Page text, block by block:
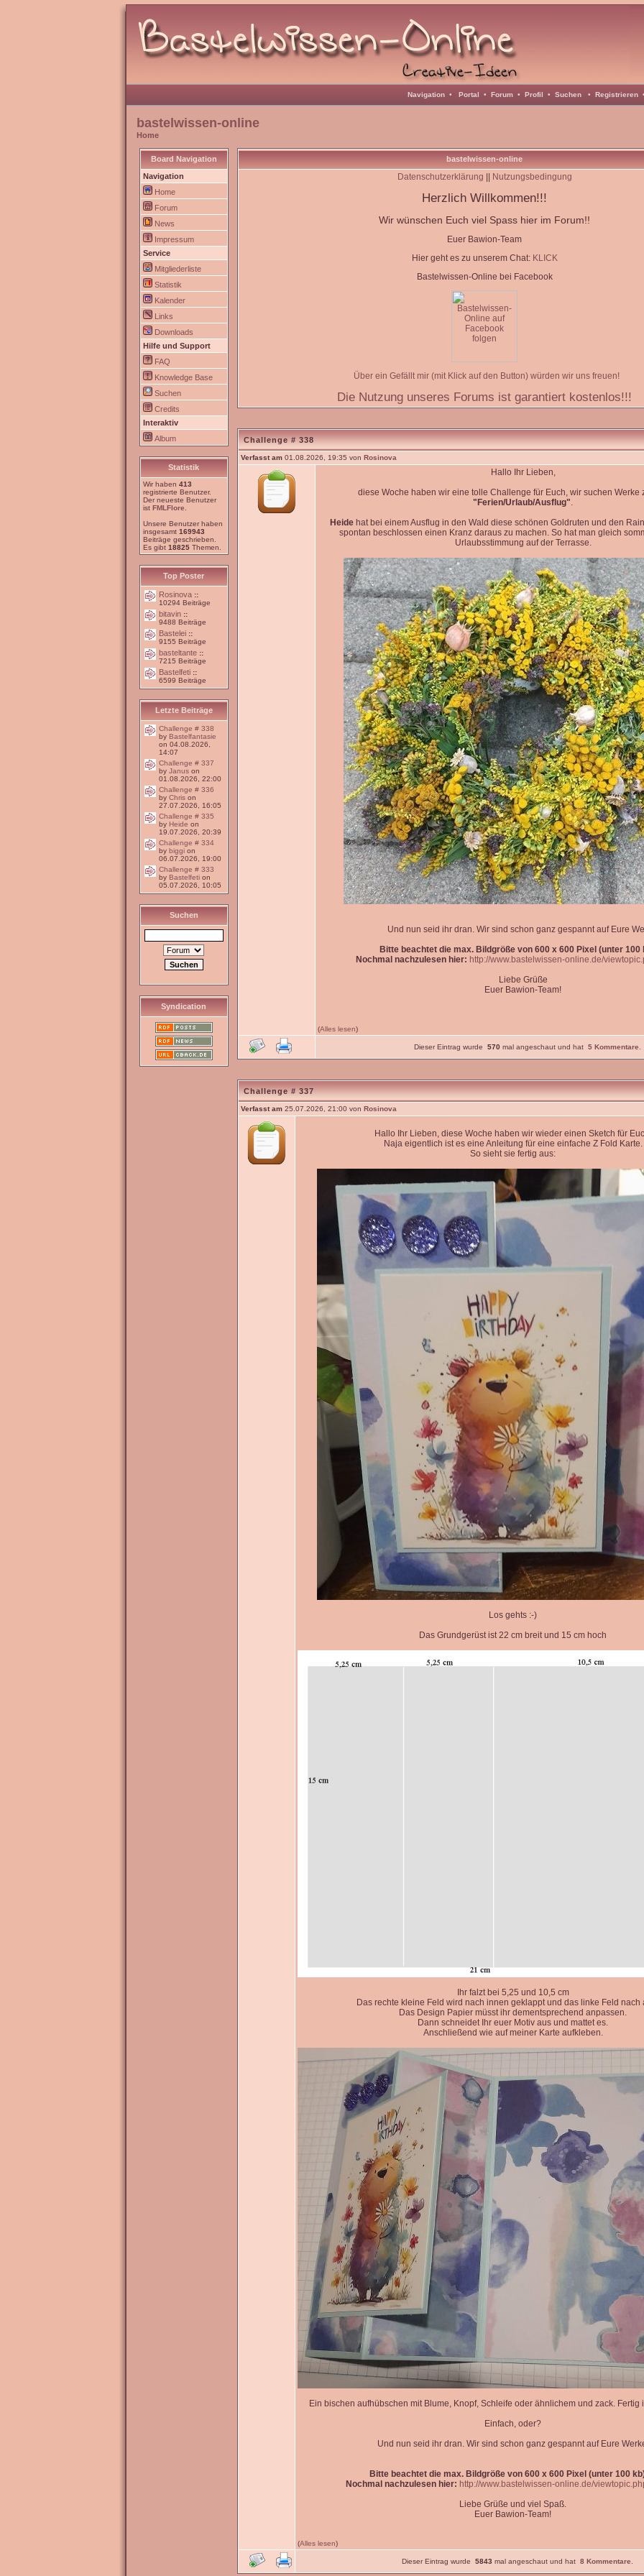
Navigation• Portal • Forum• Profil • Suchen• Registrieren
bastelwissen-online
Home
Board Navigation
Navigation
Home
Forum
News
Impressum
Service
Mitgliederliste
Statistik
Kalender
Links
Downloads
Hilfe und Support
FAQ
Knowledge Base
Suchen
Credits
Interaktiv
Album
Statistik
Wir haben 413
registrierte Benutzer.
Der neueste Benutzer
ist FMLFlore
Unsere Benutzer haben
insgesamt 169943
Beiträge geschrieben.
Es gibt 18825Themen.
Top Poster
Rosinova ::
10294 Beiträge
bitavin ::
9488 Beiträge
Bastelei ::
9155 Beiträge
basteltante ::
7215 Beiträge
Bastelfeti ::
6599 Beiträge
Letzte Beiträge
Challenge # 338
by Bastelfantasie
on 04.08.2026,
14:07
Challenge # 337
by Januson
01.08.2026, 22:00
Challenge # 336
by Chrison
27.07.2026, 16:05
Challenge # 335
by Heide on
19.07.2026, 20:39
Challenge # 334
by biggion
06.07.2026, 19:00
Challenge # 333
by Bastelfetion
05.07.2026, 10:05
Suchen
Syndication
bastelwissen-online
Datenschutzerklärung Nutzungsbedingung
Herzlich Willkommen!!!
Wir wünschen Euch viel Spass hier im Forum!!
Euer Bawion-Team
Hier geht es zu unserem Chat: KLICK
Bastelwissen-Online bei Facebook
Über ein Gefällt mir (mit Klick auf den Button) würden wir uns freuen!
Die Nutzung unseres Forums ist garantiert kostenlos!!!
Challenge # 338
Verfasst am01.08.2026, 19:35 von Rosinova
Hallo Ihr Lieben,
diese Woche haben wir eine tolle Challenge für Euch, wir suchen Werke
"Ferien/Urlaub/Ausflug".
Heide hat bei einem Ausflug in den Wald diese schönen Goldruten und den
spontan beschlossen einen Kranz daraus zu machen. So hat man gleich
Urlaubsstimmung auf der Terrasse.
Und nun seid ihr dran. Wir sind schon ganz gespannt auf Eure
Bitte beachtet die max. Bildgröße von 600 x 600 Pixel (unter 100
Nochmal nachzulesen hier: http://www.bastelwissen-online.de/
Liebe Grüße
Euer Bawion-Team!
(Alles lesen)
Dieser Eintrag wurde 570 mal angeschaut und hat 5 Kommentare
Challenge # 337
Verfasst am25.07.2026, 21:00 von Rosinova
Hallo Ihr Lieben, diese Woche haben wir wieder einen Sketch für
Naja eigentlich ist es eine Anleitung für eine einfache Z Fold Karte.
So sieht sie fertig aus:
Los gehts :-)
Das Grundgerüst ist 22 cm breit und 15 cm hoch
Ihr falzt bei 5,25 und 10,5 cm
Das rechte kleine Feld wird nach innen geklappt und das linke Feld nach
Das Design Papier müsst ihr dementsprechend anpassen.
Dann schneidet Ihr euer Motiv aus und mattet es.
Anschließend wie auf meiner Karte aufkleben.
Ein bischen aufhübschen mit Blume, Knopf, Schleife oder ähnlichem und zack. Fertig
Einfach, oder?
Und nun seid ihr dran. Wir sind schon ganz gespannt auf Eure
Bitte beachtet die max. Bildgröße von 600 x 600 Pixel (unter 100
Nochmal nachzulesen hier: http://www.bastelwissen-online.de/
Liebe Grüße und viel Spaß.
Euer Bawion-Team!
(Alles lesen)
Dieser Eintrag wurde 5843 mal angeschaut und hat 8 Kommentare